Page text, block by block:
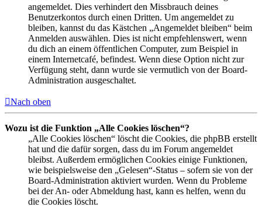
angemeldet. Dies verhindert den Missbrauch deines
Benutzerkontos durch einen Dritten. Um angemeldet zu
bleiben, kannst du das Kästchen „Angemeldet bleiben“ beim
Anmelden auswählen. Dies ist nicht empfehlenswert, wenn
du dich an einem öffentlichen Computer, zum Beispiel in
einem Internetcafé, befindest. Wenn diese Option nicht zur
Verfügung steht, dann wurde sie vermutlich von der Board-
Administration ausgeschaltet.
Nach oben
Wozu ist die Funktion „Alle Cookies löschen“?
„Alle Cookies löschen“ löscht die Cookies, die phpBB erstellt
hat und die dafür sorgen, dass du im Forum angemeldet
bleibst. Außerdem ermöglichen Cookies einige Funktionen,
wie beispielsweise den „Gelesen“-Status – sofern sie von der
Board-Administration aktiviert wurden. Wenn du Probleme
bei der An- oder Abmeldung hast, kann es helfen, wenn du
die Cookies löscht.